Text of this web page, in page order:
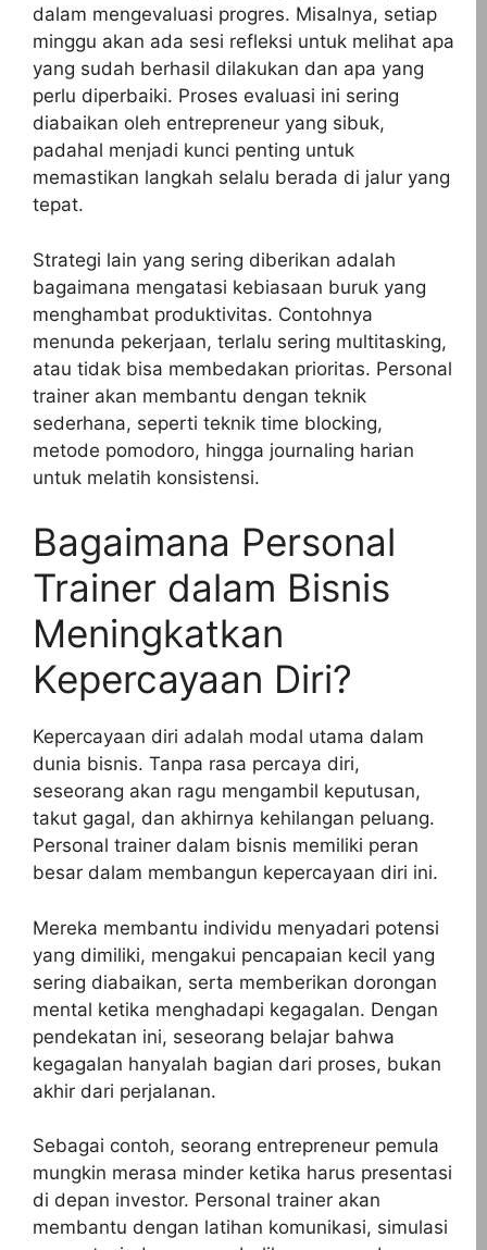
dalam mengevaluasi progres. Misalnya, setiap
minggu akan ada sesi refleksi untuk melihat apa
yang sudah berhasil dilakukan dan apa yang
perlu diperbaiki. Proses evaluasi ini sering
diabaikan oleh entrepreneur yang sibuk,
padahal menjadi kunci penting untuk
memastikan langkah selalu berada di jalur yang
tepat.
Strategi lain yang sering diberikan adalah
bagaimana mengatasi kebiasaan buruk yang
menghambat produktivitas. Contohnya
menunda pekerjaan, terlalu sering multitasking,
atau tidak bisa membedakan prioritas. Personal
trainer akan membantu dengan teknik
sederhana, seperti teknik time blocking,
metode pomodoro, hingga journaling harian
untuk melatih konsistensi.
Bagaimana Personal
Trainer dalam Bisnis
Meningkatkan
Kepercayaan Diri?
Kepercayaan diri adalah modal utama dalam
dunia bisnis. Tanpa rasa percaya diri,
seseorang akan ragu mengambil keputusan,
takut gagal, dan akhirnya kehilangan peluang.
Personal trainer dalam bisnis memiliki peran
besar dalam membangun kepercayaan diri ini.
Mereka membantu individu menyadari potensi
yang dimiliki, mengakui pencapaian kecil yang
sering diabaikan, serta memberikan dorongan
mental ketika menghadapi kegagalan. Dengan
pendekatan ini, seseorang belajar bahwa
kegagalan hanyalah bagian dari proses, bukan
akhir dari perjalanan.
Sebagai contoh, seorang entrepreneur pemula
mungkin merasa minder ketika harus presentasi
di depan investor. Personal trainer akan
membantu dengan latihan komunikasi, simulasi